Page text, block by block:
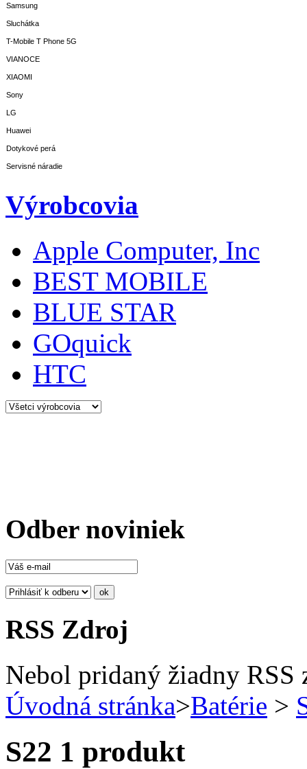
Samsung
Sluchátka
T-Mobile T Phone 5G
VIANOCE
XIAOMI
Sony
LG
Huawei
Dotykové perá
Servisné náradie
Výrobcovia
Apple Computer, Inc
BEST MOBILE
BLUE STAR
GOquick
HTC
Odber noviniek
RSS Zdroj
Nebol pridaný žiadny RSS
Úvodná stránka>Batérie >
S22 1 produkt